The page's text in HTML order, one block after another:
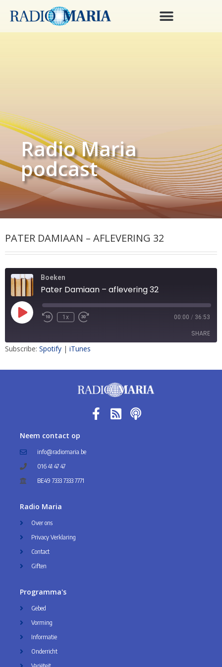
Radio Maria
podcast
PATER DAMIAAN – AFLEVERING 32
Boeken
Pater Damiaan – aflevering 32
1x 00:00 / 36:53
SHARE
Subscribe: Spotify | iTunes
Neem contact op
info@radiomaria.be
016 41 47 47
BE49 7333 7333 7771
Radio Maria
Over ons
Privacy Verklaring
Contact
Giften
Programma's
Gebed
Vorming
Informatie
Onderricht